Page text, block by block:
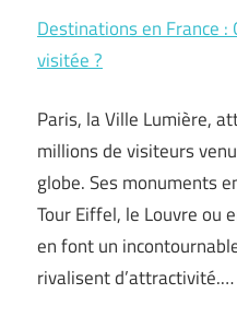
Destinations en France
visitée ?
Paris, la Ville Lumière,
millions de visiteurs
globe. Ses monuments
Tour Eiffel, le Louvre ou
en font un
rivalisent d’attractivité.…